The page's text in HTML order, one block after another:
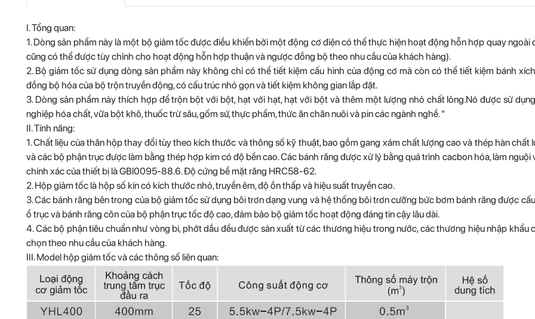
I. Tổng quan:
1. Dòng sản phẩm này là một bộ giảm tốc được điều khiển bởi một động cơ điện có thể thực hiện hoạt động hỗn hợp quay ngoài
cũng có thể được tùy chỉnh cho hoạt động hỗn hợp thuận và ngược đồng bộ theo nhu cầu của khách hàng).
2. Bộ giảm tốc sử dụng dòng sản phẩm này không chỉ có thể tiết kiệm cấu hình của động cơ mà còn có thể tiết kiệm bánh
đồng bộ hóa của bộ trộn truyền động, có cấu trúc nhỏ gọn và tiết kiệm không gian lắp đặt.
3. Dòng sản phẩm này thích hợp để trộn bột với bột, hạt với hạt, hạt với bột và thêm một lượng nhỏ chất lỏng.Nó được sử
nghiệp hóa chất, vữa bột khô, thuốc trừ sâu, gốm sứ, thực phẩm, thức ăn chăn nuôi và pin các ngành nghề. "
II. Tính năng:
1. Chất liệu của thân hộp thay đổi tùy theo kích thước và thông số kỹ thuật, bao gồm gang xám chất lượng cao và thép hàn chất
và các bộ phận trục được làm bằng thép hợp kim có độ bền cao. Các bánh răng được xử lý bằng quá trình cacbon hóa, làm nguội
chính xác của thiết bị là GBl0095-88.6. Độ cứng bề mặt răng HRC58-62.
2. Hộp giảm tốc là hộp số kín có kích thước nhỏ, truyền êm, độ ồn thấp và hiệu suất truyền cao.
3. Các bánh răng bên trong của bộ giảm tốc sử dụng bôi trơn dạng vung và hệ thống bôi trơn cưỡng bức bơm bánh răng được
ổ trục và bánh răng côn của bộ phận trục tốc độ cao, đảm bảo bộ giảm tốc hoạt động đáng tin cậy lâu dài.
4. Các bộ phận tiêu chuẩn như vòng bi, phớt dầu đều được sản xuất từ ​​các thương hiệu trong nước, các thương hiệu nhập khẩu
chọn theo nhu cầu của khách hàng.
III. Model hộp giảm tốc và các thông số liên quan: